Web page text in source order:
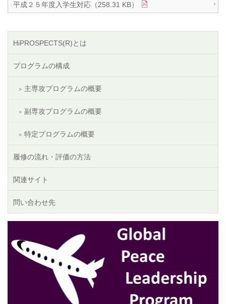
平成２５年度入学生対応（258.31 KB）
HiPROSPECTS(R)とは
プログラムの構成
主専攻プログラムの概要
副専攻プログラムの概要
特定プログラムの概要
履修の流れ・評価の方法
関連サイト
問い合わせ先